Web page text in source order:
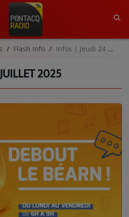
Flash Info Infos | Jeudi 24 juillet 2025
2025